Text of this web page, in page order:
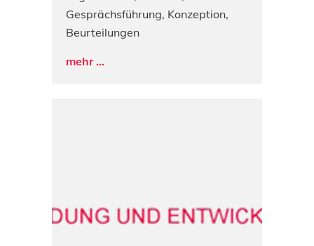
Gesprächsführung, Konzeption,
Beurteilungen
mehr ...